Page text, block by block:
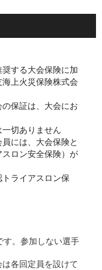
する大会保険に加
上火災保険株式会
保証は、大会にお
切ありません
には、大会保険と
ロン安全保険）が
ライアスロン保
す。参加しない選手
各回定員を設けて